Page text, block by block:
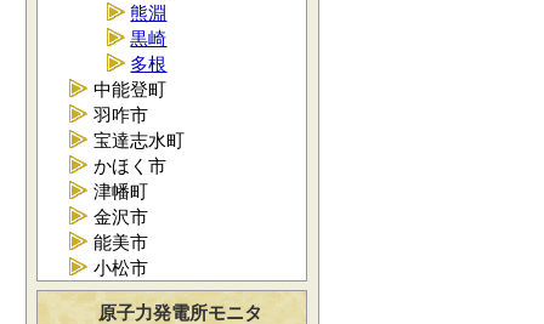
熊淵
黒崎
多根
中能登町
羽咋市
宝達志水町
かほく市
津幡町
金沢市
能美市
小松市
原子力発電所モニタ